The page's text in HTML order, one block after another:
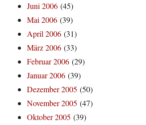
Juni 2006 (45)
Mai 2006 (39)
April 2006 (31)
März 2006 (33)
Februar 2006 (29)
Januar 2006 (39)
Dezember 2005 (50)
November 2005 (47)
Oktober 2005 (39)